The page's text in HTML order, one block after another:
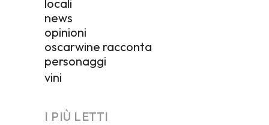
locali
news
opinioni
oscarwine racconta
personaggi
vini
I PIÙ LETTI